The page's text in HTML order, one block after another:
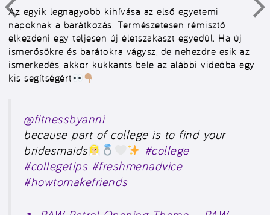
Az egyik legnagyobb kihívása az első egyetemi
napoknak a barátkozás. Természetesen rémisztő
elkezdeni egy teljesen új életszakaszt egyedül. Ha új
ismerősökre és barátokra vágysz, de nehezdre esik az
ismerkedés, akkor kukkants bele az alábbi videóba egy
kis segítségért
@fitnessbyanni
because part of college is to find your
bridesmaids
#college
#collegetips #freshmenadvice
#howtomakefriends